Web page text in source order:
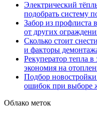
Электрический
подобрать систему
Забор из профлиста
от других
Сколько стоит
и факторы
Рекуператор тепла
экономия на
Подбор
ошибок при выборе
Облако меток